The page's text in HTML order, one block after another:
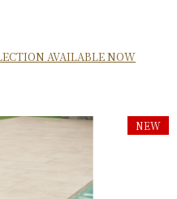
AVAILABLE NOW
NEW